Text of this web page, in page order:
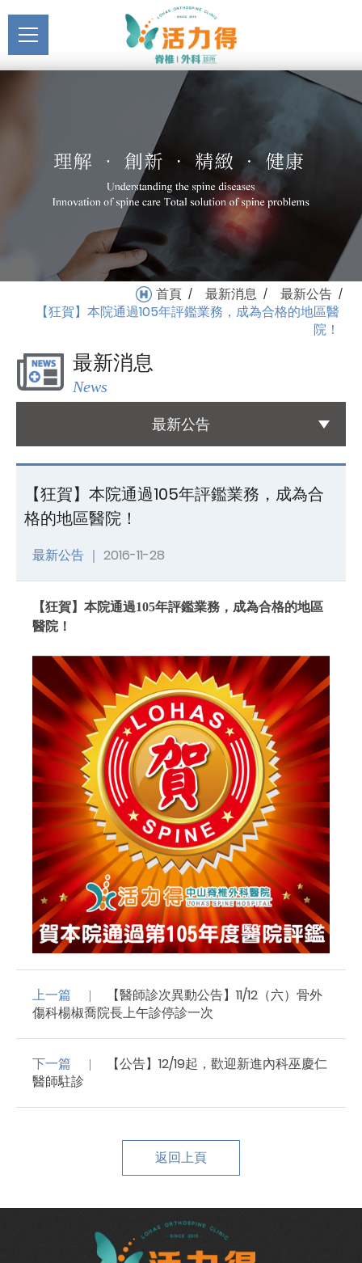
【狂賀】本院通過105年評
鑑業務，成為合格的地區
醫院！_最新公告_最新消
息 | 活力得脊椎外科診所
主選單關於活力得
醫療服務
Medical Service
Registration
就醫指南
Medical Instruction
Health Education
國際醫療
友善連結
Links
聯絡我們
Contact
首頁 / 最新消息 / 最新公告 /
【狂賀】本院通過105年評鑑業務，成為合格的地區醫
院！
最新消息
News
最新公告
【狂賀】本院通過105年評鑑業務，成為合
格的地區醫院！
最新公告 ｜ 2016-11-28
【狂賀】本院通過105年評鑑業務，成為合格的地區
醫院！
上一篇
【醫師診次異動公告】11/12（六）骨外
傷科楊椒喬院長上午診停診一次
下一篇
【公告】12/19起，歡迎新進內科巫慶仁
醫師駐診
返回上頁